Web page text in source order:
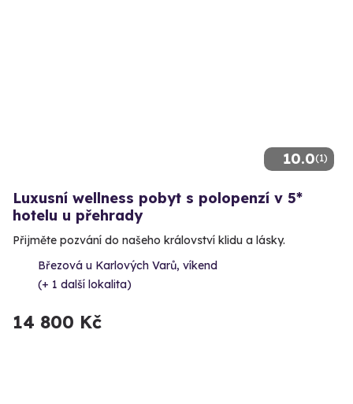
10.0(1)
Luxusní wellness pobyt s polopenzí v 5*
hotelu u přehrady
Přijměte pozvání do našeho království klidu a lásky.
Březová u Karlových Varů, víkend
(+ 1 další lokalita)
14 800 Kč